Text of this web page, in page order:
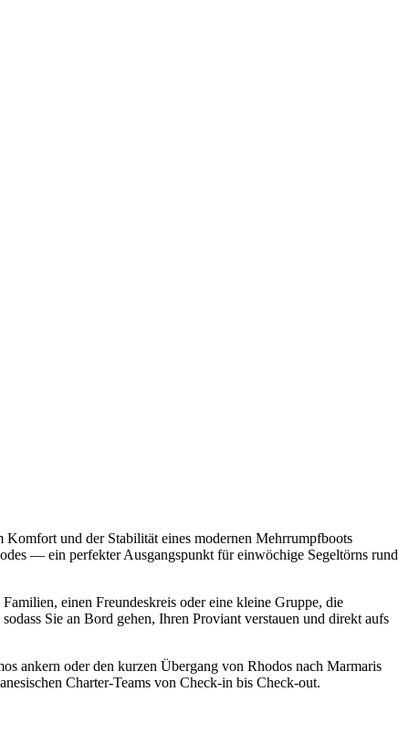
Komfort und der Stabilität eines modernen Mehrrumpfboots
— ein perfekter Ausgangspunkt für einwöchige Segeltörns rund
einen Freundeskreis oder eine kleine Gruppe, die
Sie an Bord gehen, Ihren Proviant verstauen und direkt aufs
ankern oder den kurzen Übergang von Rhodos nach Marmaris
Charter-Teams von Check-in bis Check-out.